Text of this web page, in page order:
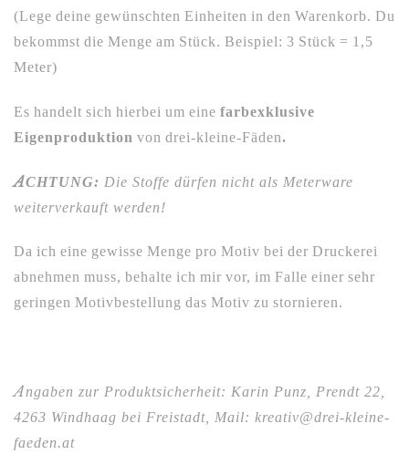
(Lege deine gewünschten Einheiten in den Warenkorb. Du
bekommst die Menge am Stück. Beispiel: 3 Stück = 1,5
Meter)
Es handelt sich hierbei um eine farbexklusive
Eigenproduktion von drei-kleine-Fäden.
ACHTUNG: Die Stoffe dürfen nicht als Meterware
weiterverkauft werden!
Da ich eine gewisse Menge pro Motiv bei der Druckerei
abnehmen muss, behalte ich mir vor, im Falle einer sehr
geringen Motivbestellung das Motiv zu stornieren.
Angaben zur Produktsicherheit: Karin Punz, Prendt 22,
4263 Windhaag bei Freistadt, Mail: kreativ@drei-kleine-
faeden.at